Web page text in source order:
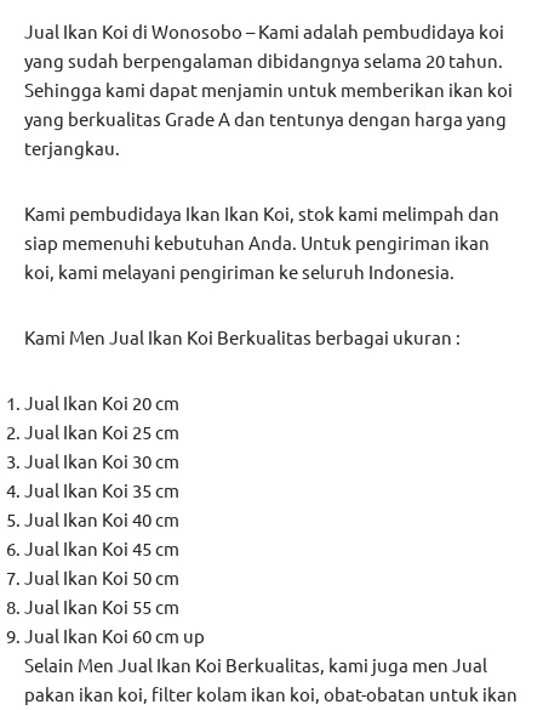
Jual Ikan Koi di Wonosobo – Kami adalah pembudidaya koi
yang sudah berpengalaman dibidangnya selama 20 tahun.
Sehingga kami dapat menjamin untuk memberikan ikan koi
yang berkualitas Grade A dan tentunya dengan harga yang
terjangkau.
Kami pembudidaya Ikan Ikan Koi, stok kami melimpah dan
siap memenuhi kebutuhan Anda. Untuk pengiriman ikan
koi, kami melayani pengiriman ke seluruh Indonesia.
Kami Men Jual Ikan Koi Berkualitas berbagai ukuran :
Jual Ikan Koi 20 cm
Jual Ikan Koi 25 cm
Jual Ikan Koi 30 cm
Jual Ikan Koi 35 cm
Jual Ikan Koi 40 cm
Jual Ikan Koi 45 cm
Jual Ikan Koi 50 cm
Jual Ikan Koi 55 cm
Jual Ikan Koi 60 cm up
Selain Men Jual Ikan Koi Berkualitas, kami juga men Jual
pakan ikan koi, filter kolam ikan koi, obat-obatan untuk ikan